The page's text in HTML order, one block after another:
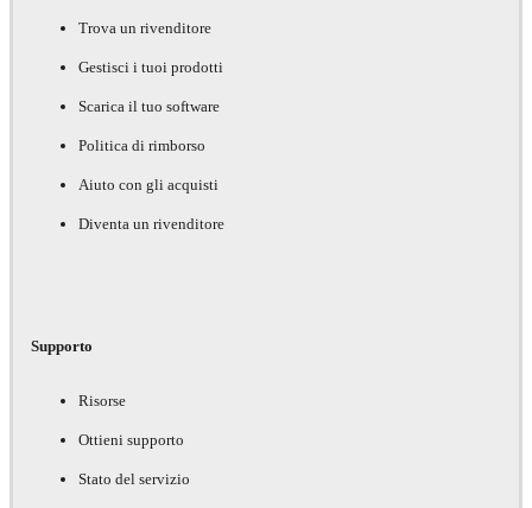
Trova un rivenditore
Gestisci i tuoi prodotti
Scarica il tuo software
Politica di rimborso
Aiuto con gli acquisti
Diventa un rivenditore
Supporto
Risorse
Ottieni supporto
Stato del servizio